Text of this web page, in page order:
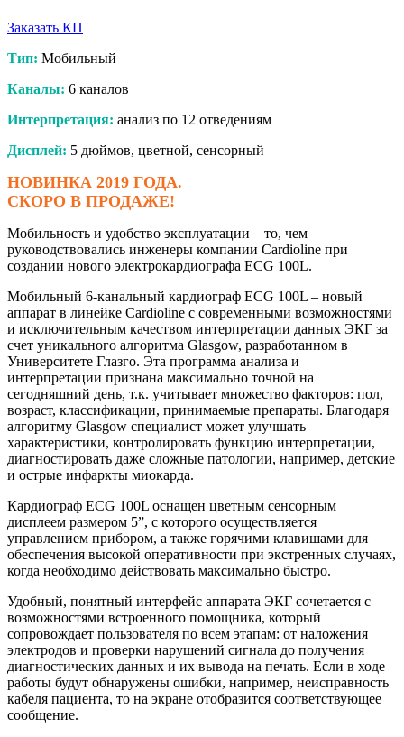
Заказать КП
Тип: Мобильный
Каналы: 6 каналов
Интерпретация: анализ по 12 отведениям
Дисплей: 5 дюймов, цветной, сенсорный
НОВИНКА 2019 ГОДА.
СКОРО В ПРОДАЖЕ!
Мобильность и удобство эксплуатации – то, чем
руководствовались инженеры компании Cardioline при
создании нового электрокардиографа ECG 100L.
Мобильный 6-канальный кардиограф ECG 100L – новый
аппарат в линейке Cardioline с современными возможностями
и исключительным качеством интерпретации данных ЭКГ за
счет уникального алгоритма Glasgow, разработанном в
Университете Глазго. Эта программа анализа и
интерпретации признана максимально точной на
сегодняшний день, т.к. учитывает множество факторов: пол,
возраст, классификации, принимаемые препараты. Благодаря
алгоритму Glasgow специалист может улучшать
характеристики, контролировать функцию интерпретации,
диагностировать даже сложные патологии, например, детские
и острые инфаркты миокарда.
Кардиограф ECG 100L оснащен цветным сенсорным
дисплеем размером 5”, с которого осуществляется
управлением прибором, а также горячими клавишами для
обеспечения высокой оперативности при экстренных случаях,
когда необходимо действовать максимально быстро.
Удобный, понятный интерфейс аппарата ЭКГ сочетается с
возможностями встроенного помощника, который
сопровождает пользователя по всем этапам: от наложения
электродов и проверки нарушений сигнала до получения
диагностических данных и их вывода на печать. Если в ходе
работы будут обнаружены ошибки, например, неисправность
кабеля пациента, то на экране отобразится соответствующее
сообщение.